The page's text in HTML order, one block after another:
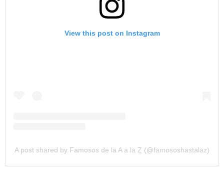
View this post on Instagram
A post shared by Famosos de la A a la Z (@famososhastalaz)